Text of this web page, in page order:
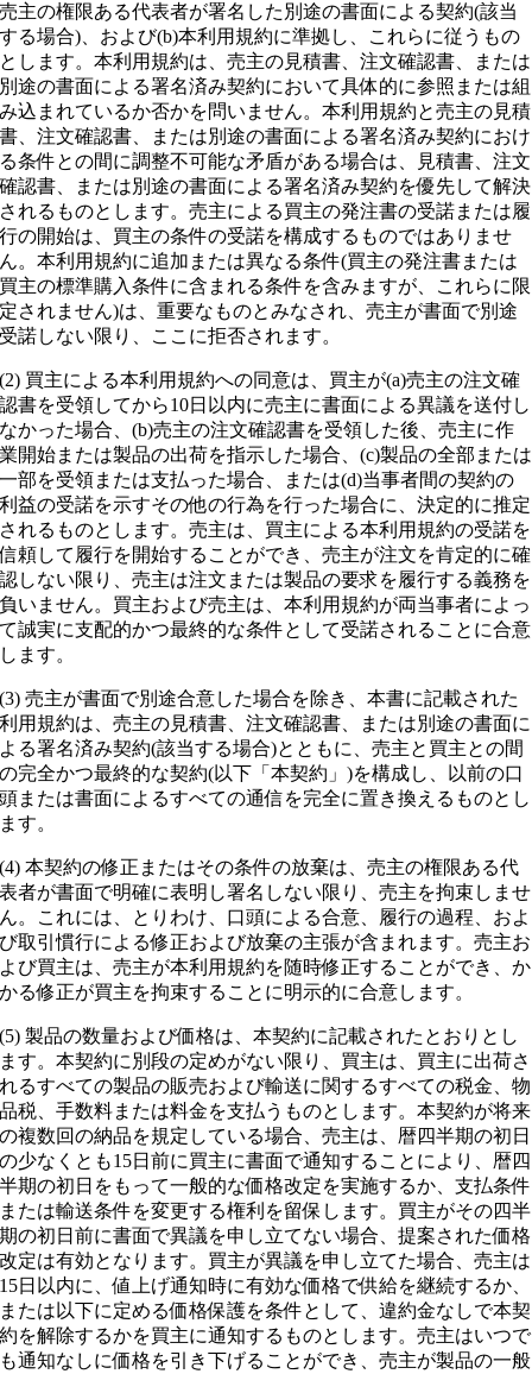
売主の権限ある代表者が署名した別途の書面による契約(該当
する場合)、および(b)本利用規約に準拠し、これらに従うもの
とします。本利用規約は、売主の見積書、注文確認書、または
別途の書面による署名済み契約において具体的に参照または組
み込まれているか否かを問いません。本利用規約と売主の見積
書、注文確認書、または別途の書面による署名済み契約におけ
る条件との間に調整不可能な矛盾がある場合は、見積書、注文
確認書、または別途の書面による署名済み契約を優先して解決
されるものとします。売主による買主の発注書の受諾または履
行の開始は、買主の条件の受諾を構成するものではありませ
ん。本利用規約に追加または異なる条件(買主の発注書または
買主の標準購入条件に含まれる条件を含みますが、これらに限
定されません)は、重要なものとみなされ、売主が書面で別途
受諾しない限り、ここに拒否されます。
(2) 買主による本利用規約への同意は、買主が(a)売主の注文確
認書を受領してから10日以内に売主に書面による異議を送付し
なかった場合、(b)売主の注文確認書を受領した後、売主に作
業開始または製品の出荷を指示した場合、(c)製品の全部または
一部を受領または支払った場合、または(d)当事者間の契約の
利益の受諾を示すその他の行為を行った場合に、決定的に推定
されるものとします。売主は、買主による本利用規約の受諾を
信頼して履行を開始することができ、売主が注文を肯定的に確
認しない限り、売主は注文または製品の要求を履行する義務を
負いません。買主および売主は、本利用規約が両当事者によっ
て誠実に支配的かつ最終的な条件として受諾されることに合意
します。
(3) 売主が書面で別途合意した場合を除き、本書に記載された
利用規約は、売主の見積書、注文確認書、または別途の書面に
よる署名済み契約(該当する場合)とともに、売主と買主との間
の完全かつ最終的な契約(以下「本契約」)を構成し、以前の口
頭または書面によるすべての通信を完全に置き換えるものとし
ます。
(4) 本契約の修正またはその条件の放棄は、売主の権限ある代
表者が書面で明確に表明し署名しない限り、売主を拘束しませ
ん。これには、とりわけ、口頭による合意、履行の過程、およ
び取引慣行による修正および放棄の主張が含まれます。売主お
よび買主は、売主が本利用規約を随時修正することができ、か
かる修正が買主を拘束することに明示的に合意します。
(5) 製品の数量および価格は、本契約に記載されたとおりとし
ます。本契約に別段の定めがない限り、買主は、買主に出荷さ
れるすべての製品の販売および輸送に関するすべての税金、物
品税、手数料または料金を支払うものとします。本契約が将来
の複数回の納品を規定している場合、売主は、暦四半期の初日
の少なくとも15日前に買主に書面で通知することにより、暦四
半期の初日をもって一般的な価格改定を実施するか、支払条件
または輸送条件を変更する権利を留保します。買主がその四半
期の初日前に書面で異議を申し立てない場合、提案された価格
改定は有効となります。買主が異議を申し立てた場合、売主は
15日以内に、値上げ通知時に有効な価格で供給を継続するか、
または以下に定める価格保護を条件として、違約金なしで本契
約を解除するかを買主に通知するものとします。売主はいつで
も通知なしに価格を引き下げることができ、売主が製品の一般